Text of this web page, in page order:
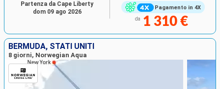
Pagamento in 4X
da 1 310 €
Partenza da Cape Liberty
dom 09 ago 2026
BERMUDA, STATI UNITI
8 giorni, Norwegian Aqua